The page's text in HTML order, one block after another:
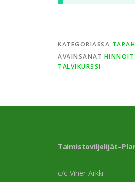
KATEGORIASSA
AVAINSANAT
TALVIKURSSI
c/o Viher-Arkki